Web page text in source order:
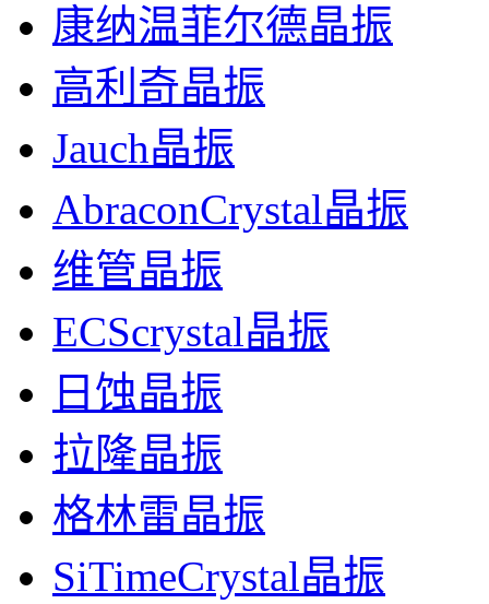
康纳温菲尔德晶振
高利奇晶振
Jauch晶振
AbraconCrystal晶振
维管晶振
ECScrystal晶振
日蚀晶振
拉隆晶振
格林雷晶振
SiTimeCrystal晶振